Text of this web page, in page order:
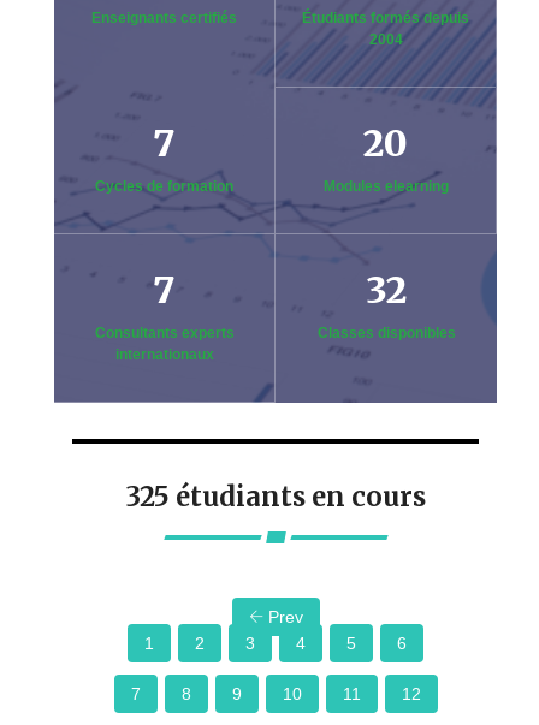
Enseignants certifiés
Étudiants formés depuis
2004
7
Cycles de formation
20
Modules elearning
7
Consultants experts
internationaux
32
Classes disponibles
325 étudiants en cours
Prev
1
2 3 4 5 6
7 8 9 10 11 12